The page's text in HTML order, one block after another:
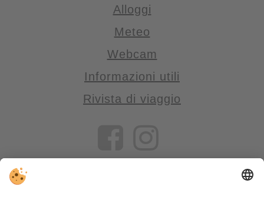
Alloggi
Meteo
Webcam
Informazioni utili
Rivista di viaggio